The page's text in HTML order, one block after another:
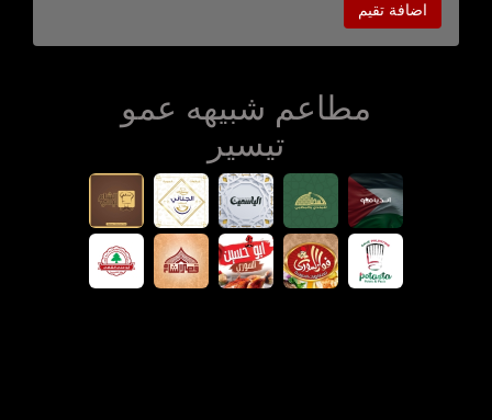
اضافة تقيم
مطاعم شبيهه عمو
تيسير